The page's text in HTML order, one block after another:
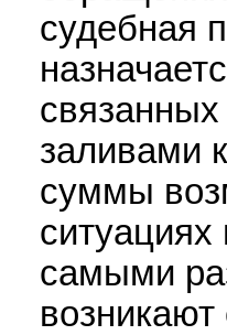
судебная
заливами
суммы
ситуациях
самыми